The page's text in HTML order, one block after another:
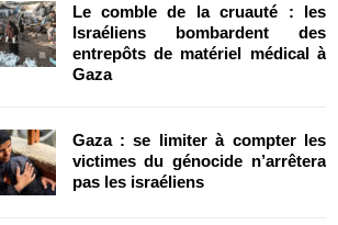
Le comble de la cruauté : les
Israéliens bombardent des
entrepôts de matériel médical à
Gaza
Gaza : se limiter à compter les
victimes du génocide n’arrêtera
pas les israéliens